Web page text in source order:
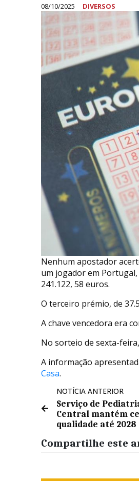
08/10/2025 DIVERSOS
Nenhum apostador
um jogador em
241.122, 58 euros.
O terceiro prémio, de
A chave vencedora era
No sorteio de sexta-
A informação
Casa.
NOTÍCIA ANTERIOR
Serviço de
Central mantém
qualidade até 2028
Compartilhe este